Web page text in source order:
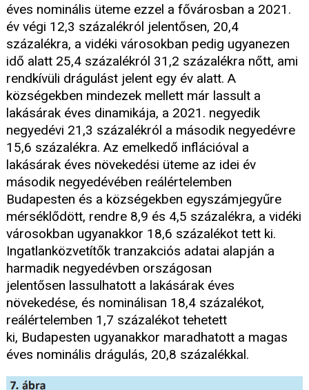
éves nominális üteme ezzel a fővárosban a 2021.
év végi 12,3 százalékról jelentősen, 20,4
százalékra, a vidéki városokban pedig ugyanezen
idő alatt 25,4 százalékról 31,2 százalékra nőtt, ami
rendkívüli drágulást jelent egy év alatt. A
községekben mindezek mellett már lassult a
lakásárak éves dinamikája, a 2021. negyedik
negyedévi 21,3 százalékról a második negyedévre
15,6 százalékra. Az emelkedő inflációval a
lakásárak éves növekedési üteme az idei év
második negyedévében reálértelemben
Budapesten és a községekben egyszámjegyűre
mérséklődött, rendre 8,9 és 4,5 százalékra, a vidéki
városokban ugyanakkor 18,6 százalékot tett ki.
Ingatlanközvetítők tranzakciós adatai alapján a
harmadik negyedévben országosan
jelentősen lassulhatott a lakásárak éves
növekedése, és nominálisan 18,4 százalékot,
reálértelemben 1,7 százalékot tehetett
ki, Budapesten ugyanakkor maradhatott a magas
éves nominális drágulás, 20,8 százalékkal.